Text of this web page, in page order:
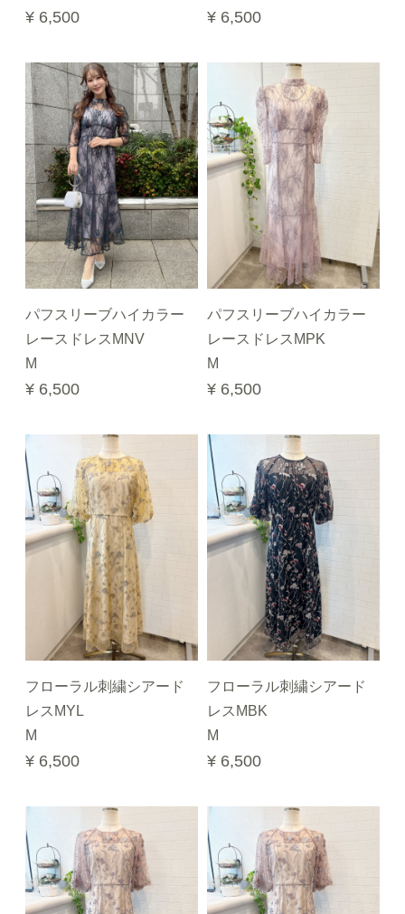
¥ 6,500 ¥ 6,500
パフスリーブハイカラー
レースドレスMNV
M
¥ 6,500
パフスリーブハイカラー
レースドレスMPK
M
¥ 6,500
フローラル刺繍シアード
レスMYL
M
¥ 6,500
フローラル刺繍シアード
レスMBK
M
¥ 6,500